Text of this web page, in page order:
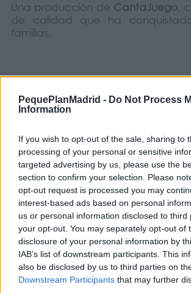
PequePlanMadrid - Do Not Process
Information
If you wish to opt-out of the sale, sharing to
processing of your personal or sensitive
targeted advertising by us, please use the
section to confirm your selection. Please
opt-out request is processed you may
interest-based ads based on personal
us or personal information disclosed to third
your opt-out. You may separately opt-out of
disclosure of your personal information by
IAB’s list of downstream participants. This
also be disclosed by us to third parties on
Downstream Participants that may further
Una producción de CantaJuego,
de calidad que ha
familias.